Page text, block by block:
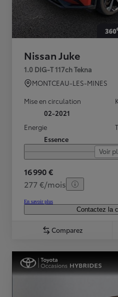
Nissan Juke
1.0 DIG-T 117ch Tekna
MONTCEAU-LES-MINES
Mise en circulation
02-2021
Energie
Essence
Voir
16 990 €
277 €/mois
En savoir plus
Contactez la
Comparez